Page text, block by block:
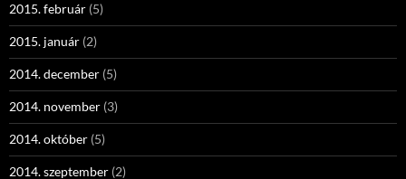
2015. február (5)
2015. január (2)
2014. december (5)
2014. november (3)
2014. október (5)
2014. szeptember (2)